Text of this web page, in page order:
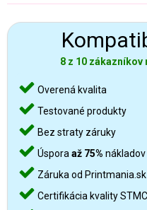
8 z 10
Overená kvalita
Testované produkty
Bez straty záruky
Úspora až 75% nákladov
Záruka od Printmania.sk
Certifikácia kvality STMC